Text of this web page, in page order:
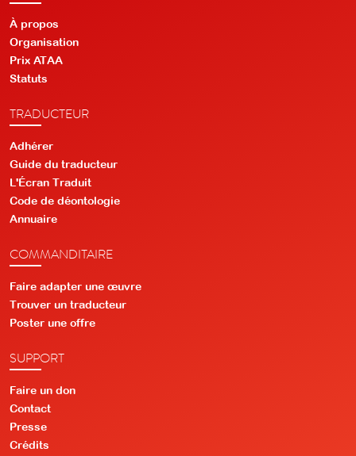
À propos
Organisation
Prix ATAA
Statuts
TRADUCTEUR
Adhérer
Guide du traducteur
L'Écran Traduit
Code de déontologie
Annuaire
COMMANDITAIRE
Faire adapter une œuvre
Trouver un traducteur
Poster une offre
SUPPORT
Faire un don
Contact
Presse
Crédits